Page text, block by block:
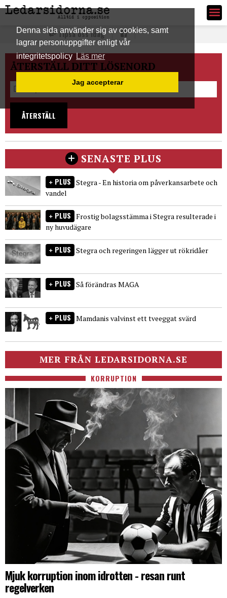
Denna sida använder sig av cookies, samt
lagrar personuppgifter enligt vår
integritetspolicyLäs mer
Jag accepterar
Ledarsidorna.se
Tipsa oss idag
ÅTERSTÄLL DITT LÖSENORD
ÅTERSTÄLL
SENASTE PLUS
PLUS Stegra - En historia om påverkansarbete och
vandel
PLUS Frostig bolagsstämma i Stegra resulterade i
ny huvudägare
PLUS Stegra och regeringen lägger ut rökridåer
PLUS Så förändras MAGA
PLUS Mamdanis valvinst ett tveeggat svärd
MER FRÅN LEDARSIDORNA.SE
KORRUPTION
Mjuk korruption inom idrotten - resan runt
regelverken